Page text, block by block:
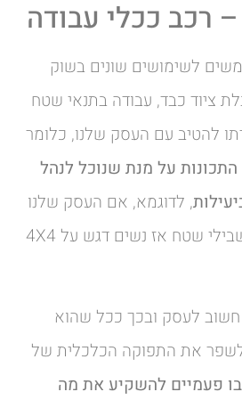
רכב ככלי עבודה
לשימושים שונים בשוק
ציוד כבד, עבודה בתנאי שטח
להטיב עם העסק שלנו, כלומר
התכונות על מנת שנוכל לנהל
, לדוגמא, אם העסק שלנו
כולל נסיעה בתוואי שבילי שטח אז נשים דגש על 4X4
לעסק ובכך ככל שהוא
לשפר את התפוקה הכלכלית של
פעמיים להשקיע את מה